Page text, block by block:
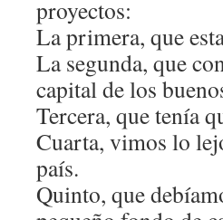
proyectos:
La primera, que
La segunda, que
capital de los
Tercera, que tenía
Cuarta, vimos lo
país.
Quinto, que